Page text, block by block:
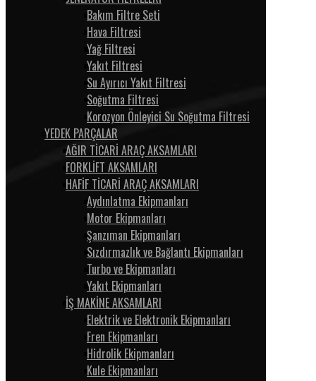
Bakım Filtre Seti
Hava Filtresi
Yağ Filtresi
Yakıt Filtresi
Su Ayırıcı Yakıt Filtresi
Soğutma Filtresi
Korozyon Önleyici Su Soğutma Filtresi
YEDEK PARÇALAR
AĞIR TİCARİ ARAÇ AKSAMLARI
FORKLİFT AKSAMLARI
HAFİF TİCARİ ARAÇ AKSAMLARI
Aydınlatma Ekipmanları
Motor Ekipmanları
Şanzıman Ekipmanları
Sızdırmazlık ve Bağlantı Ekipmanları
Turbo ve Ekipmanları
Yakıt Ekipmanları
İŞ MAKİNE AKSAMLARI
Elektrik ve Elektronik Ekipmanları
Fren Ekipmanları
Hidrolik Ekipmanları
Kule Ekipmanları